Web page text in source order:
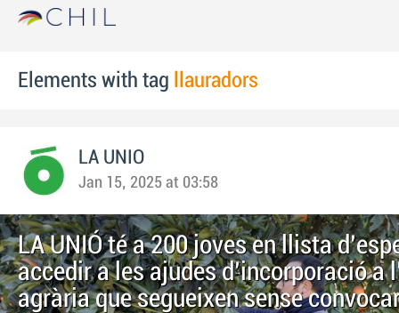
Elements with tag llauradors
LA UNIO
Jan 15, 2025 at 03:58
LA UNIÓ té a 200 joves en llista
accedir a les ajudes d'incorporació
agrària que segueixen sense